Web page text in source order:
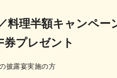
料理半額キャンペ
プレゼント
披露宴実施の方